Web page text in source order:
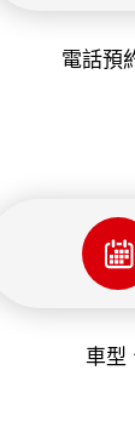
電話預
車型